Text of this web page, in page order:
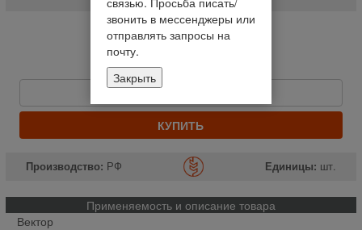
На складе
Отправим сегодня до 14:00
26 100 руб
Быстрый заказ
КУПИТЬ
Производство: РФ Единицы: шт.
Применяемость и описание товара
Вектор
звонить в мессенджеры или
отправлять запросы на
почту.
Закрыть